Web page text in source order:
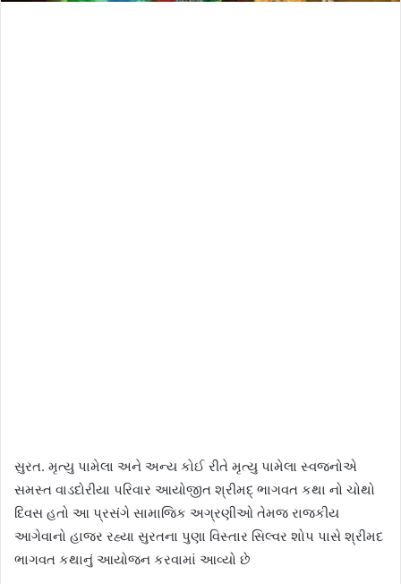
સુરત. મૃત્યુ પામેલા અને અન્ય કોઈ રીતે મૃત્યુ પામેલા સ્વજનોએ
સમસ્ત વાડદોરીયા પરિવાર આયોજીત શ્રીમદ્ ભાગવત કથા નો ચોથો
દિવસ હતો આ પ્રસંગે સામાજિક અગ્રણીઓ તેમજ રાજકીય
આગેવાનો હાજર રહ્યા સુરતના પુણા વિસ્તાર સિલ્વર શોપ પાસે શ્રીમદ
ભાગવત કથાનું આયોજન કરવામાં આવ્યો છે